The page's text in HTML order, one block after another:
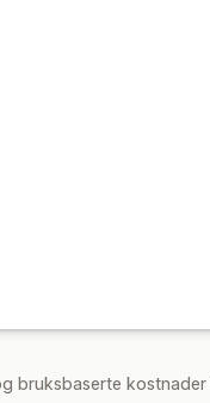
bruksbaserte